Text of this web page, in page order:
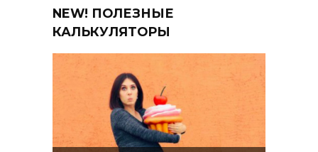
NEW! ПОЛЕЗНЫЕ
КАЛЬКУЛЯТОРЫ